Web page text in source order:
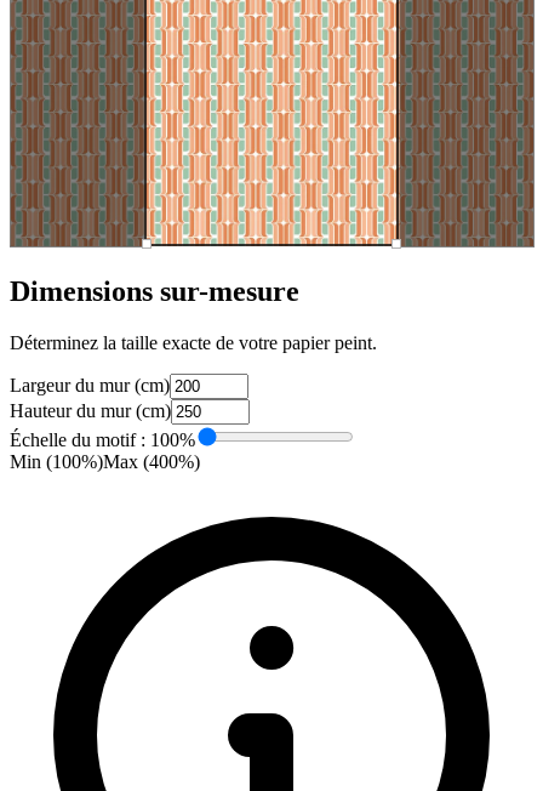
Dimensions sur-mesure
Déterminez la taille exacte de votre papier peint.
Largeur du mur (cm)
Hauteur du mur (cm)
Échelle du motif : 100%
Min (100%)Max (400%)